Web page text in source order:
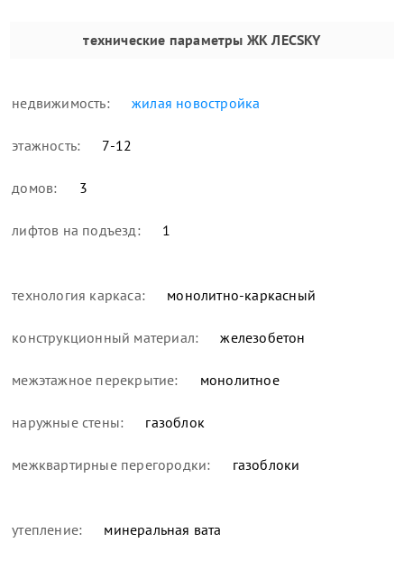
технические параметры ЖК ЛЕСSKY
недвижимость: жилая новостройка
этажность: 7-12
домов: 3
лифтов на подъезд: 1
технология каркаса: монолитно-каркасный
конструкционный материал: железобетон
межэтажное перекрытие: монолитное
наружные стены: газоблок
межквартирные перегородки: газоблоки
утепление: минеральная вата